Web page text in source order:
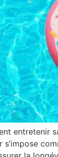
entretenir
s’impose